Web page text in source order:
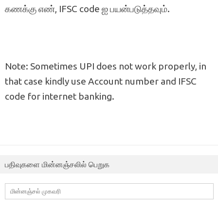
கணக்கு எண், IFSC code ஐ பயன்படுத்தவும்.
Note: Sometimes UPI does not work properly, in
that case kindly use Account number and IFSC
code for internet banking.
பதிவுகளை மின்னஞ்சலில் பெறுக
மின்னஞ்சல்
முகவரி